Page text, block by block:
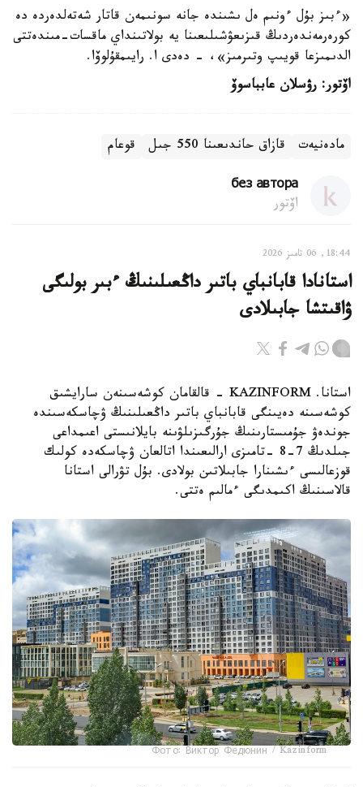
«ءبىز بۇل ءونىم ەل ىشىندە جانە سونىمەن قاتار شەتەلدەردە دە
كورەرمەندەردىڭ قىزىعۋشىلىعىنا يە بولاتىنداي ماقسات-مىندەتتى
الدىمىزعا قويىپ وتىرمىز»، - دەدى ا. رايىمقۇلوۆا.
اۆتور: رۋسلان عابباسوۆ
مادەنيەت قازاق حاندىعىنا 550 جىل قوعام
без автора
اۆتور
18:44, 06 تامىز 2026
استانادا قابانباي باتىر داڭعىلىنىڭ ءبىر بولىگى
ۋاقىتشا جابىلادى
استانا. KAZINFORM - قالقامان كوشەسىنەن سارايشىق
كوشەسىنە دەيىنگى قابانباي باتىر داڭعىلىنىڭ ۋچاسكەسىندە
جوندەۋ جۇمىستارىنىڭ جۇرگىزىلۋىنە بايلانىستى اعىمداعى
جىلدىڭ 7-8 -تامىزى ارالىعىندا اتالعان ۋچاسكەدە كولىك
قوزعالىسى ءىشىنارا جابىلاتىن بولادى. بۇل تۋرالى استانا
قالاسىنىڭ اكىمدىگى ءمالىم ەتتى.
Фото: Виктор Федюнин / Kazinform